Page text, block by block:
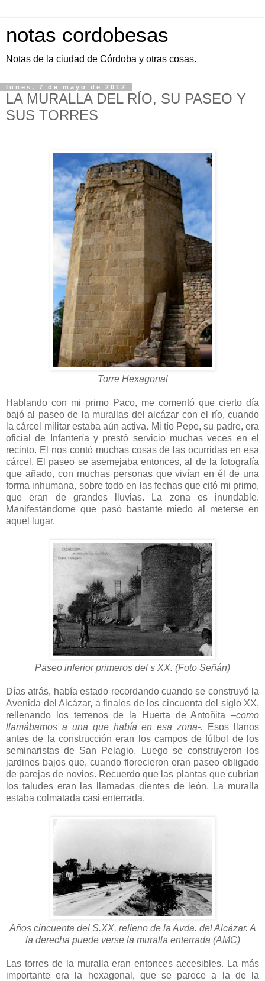
notas cordobesas
Notas de la ciudad de Córdoba y otras cosas.
lunes, 7 de mayo de 2012
LA MURALLA DEL RÍO, SU PASEO Y
SUS TORRES
Torre Hexagonal
Hablando con mi primo Paco, me comentó que cierto día
bajó al paseo de la murallas del alcázar con el río, cuando
la cárcel militar estaba aún activa. Mi tío Pepe, su padre, era
oficial de Infantería y prestó servicio muchas veces en el
recinto. El nos contó muchas cosas de las ocurridas en esa
cárcel. El paseo se asemejaba entonces, al de la fotografía
que añado, con muchas personas que vivían en él de una
forma inhumana, sobre todo en las fechas que citó mi primo,
que eran de grandes lluvias. La zona es inundable.
Manifestándome que pasó bastante miedo al meterse en
aquel lugar.
Paseo inferior primeros del s XX. (Foto Señán)
Días atrás, había estado recordando cuando se construyó la
Avenida del Alcázar, a finales de los cincuenta del siglo XX,
rellenando los terrenos de la Huerta de Antoñita –como
llamábamos a una que había en esa zona-. Esos llanos
antes de la construcción eran los campos de fútbol de los
seminaristas de San Pelagio. Luego se construyeron los
jardines bajos que, cuando florecieron eran paseo obligado
de parejas de novios. Recuerdo que las plantas que cubrían
los taludes eran las llamadas dientes de león. La muralla
estaba colmatada casi enterrada.
Años cincuenta del S.XX. relleno de la Avda. del Alcázar. A
la derecha puede verse la muralla enterrada (AMC)
Las torres de la muralla eran entonces accesibles. La más
importante era la hexagonal, que se parece a la de la